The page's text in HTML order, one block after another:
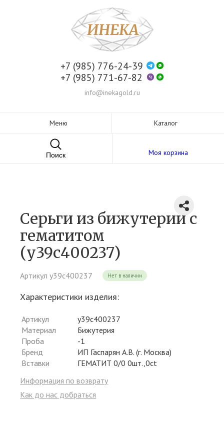
+7 (985) 776-24-39
+7 (985) 771-67-82
info@inekagold.ru
Меню Каталог
Поиск Моя корзина
Серьги из бижутерии c
гематитом
(у39с400237)
Артикул у39с400237 Нет в наличии
Характеристики изделия:
Артикул
у39с400237
Материал
Бижутерия
Проба
-1
Бренд
ИП Гаспарян А.В. (г. Москва)
Вставки
ГЕМАТИТ 0/0 0шт.,0ct
Информация по возврату
Как до нас добраться